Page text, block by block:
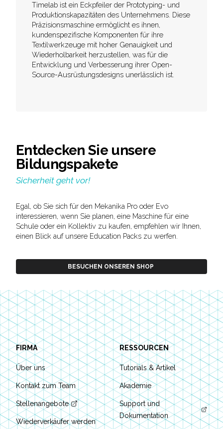
Timelab ist ein Eckpfeiler der Prototyping- und
Produktionskapazitäten des Unternehmens. Diese
Präzisionsmaschine ermöglicht es ihnen,
kundenspezifische Komponenten für ihre
Textilwerkzeuge mit hoher Genauigkeit und
Wiederholbarkeit herzustellen, was für die
Entwicklung und Verbesserung ihrer Open-
Source-Ausrüstungsdesigns unerlässlich ist.
Entdecken Sie unsere
Bildungspakete
Sicherheit geht vor!
Egal, ob Sie sich für den Mekanika Pro oder Evo
interessieren, wenn Sie planen, eine Maschine für eine
Schule oder ein Kollektiv zu kaufen, empfehlen wir Ihnen,
einen Blick auf unsere Education Packs zu werfen.
BESUCHEN ONSEREN SHOP
Footer
FIRMA
Über uns
Kontakt zum Team
Stellenangebote
Wiederverkäufer werden
RESSOURCEN
Tutorials & Artikel
Akademie
Support und
Dokumentation